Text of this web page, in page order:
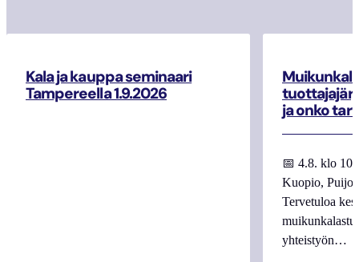
Kala ja kauppa seminaari
Tampereella 1.9.2026
ja onko
📅 4.8. klo
Kuopio,
Tervetuloa
yhteistyön…